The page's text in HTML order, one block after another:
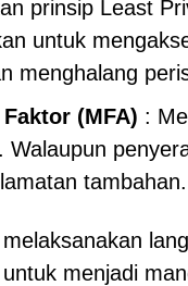
prinsip Least
untuk
menghalang
(MFA) :
tambahan.
menjadi